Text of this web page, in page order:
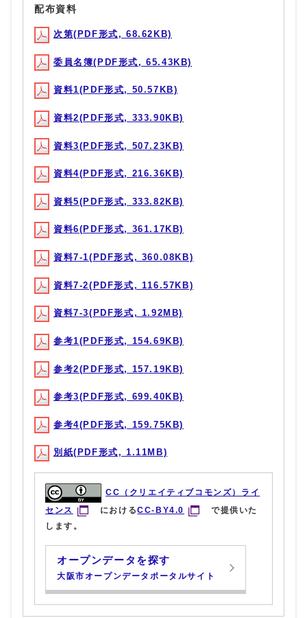
配布資料
次第(PDF形式, 68.62KB)
委員名簿(PDF形式, 65.43KB)
資料1(PDF形式, 50.57KB)
資料2(PDF形式, 333.90KB)
資料3(PDF形式, 507.23KB)
資料4(PDF形式, 216.36KB)
資料5(PDF形式, 333.82KB)
資料6(PDF形式, 361.17KB)
資料7-1(PDF形式, 360.08KB)
資料7-2(PDF形式, 116.57KB)
資料7-3(PDF形式, 1.92MB)
参考1(PDF形式, 154.69KB)
参考2(PDF形式, 157.19KB)
参考3(PDF形式, 699.40KB)
参考4(PDF形式, 159.75KB)
別紙(PDF形式, 1.11MB)
CC（クリエイティブコモンズ）ライ
センス
におけるCC-BY4.0
で提供いた
します。
オープンデータを探す
大阪市オープンデータポータルサイト